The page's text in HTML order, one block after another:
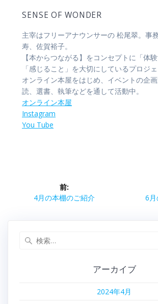
SENSE OF WONDER
主宰はフリーアナウンサーの 松尾翠。事
寿、佐賀裕子。
【本からつながる】をコンセプトに「体験
「感じること」を大切にしているプロジェ
オンライン本屋をはじめ、イベントの企
読、選書、執筆などを通して活動中。
オンライン本屋
Instagram
You Tube
ビ
前:
前
4月の本棚のご紹介
次
6
アーカイブ
2024年4月